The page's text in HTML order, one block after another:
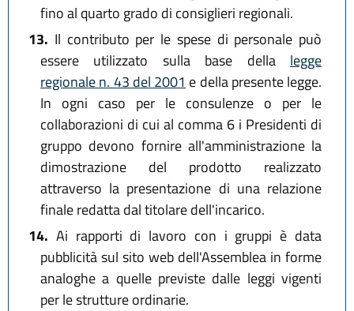
fino al quarto grado di consiglieri regionali.
13. Il contributo per le spese di personale può
essere utilizzato sulla base della legge
regionale n. 43 del 2001 e della presente legge.
In ogni caso per le consulenze o per le
collaborazioni di cui al comma 6 i Presidenti di
gruppo devono fornire all'amministrazione la
dimostrazione del prodotto realizzato
attraverso la presentazione di una relazione
finale redatta dal titolare dell'incarico.
14. Ai rapporti di lavoro con i gruppi è data
pubblicità sul sito web dell'Assemblea in forme
analoghe a quelle previste dalle leggi vigenti
per le strutture ordinarie.